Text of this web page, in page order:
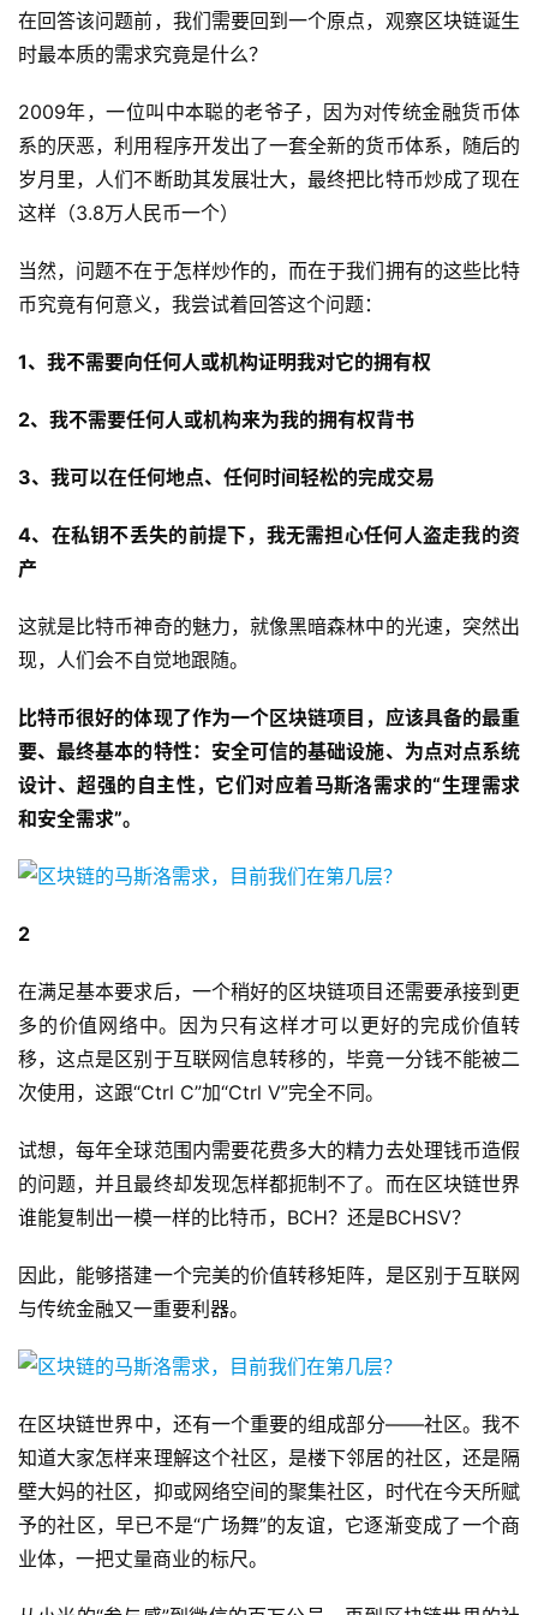
在回答该问题前，我们需要回到一个原点，观察区块链诞生
时最本质的需求究竟是什么？
2009年，一位叫中本聪的老爷子，因为对传统金融货币体
系的厌恶，利用程序开发出了一套全新的货币体系，随后的
岁月里，人们不断助其发展壮大，最终把比特币炒成了现在
这样（3.8万人民币一个）
当然，问题不在于怎样炒作的，而在于我们拥有的这些比特
币究竟有何意义，我尝试着回答这个问题：
1、我不需要向任何人或机构证明我对它的拥有权
2、我不需要任何人或机构来为我的拥有权背书
3、我可以在任何地点、任何时间轻松的完成交易
4、在私钥不丢失的前提下，我无需担心任何人盗走我的资
产
这就是比特币神奇的魅力，就像黑暗森林中的光速，突然出
现，人们会不自觉地跟随。
比特币很好的体现了作为一个区块链项目，应该具备的最重
要、最终基本的特性：安全可信的基础设施、为点对点系统
设计、超强的自主性，它们对应着马斯洛需求的“生理需求
和安全需求”。
2
在满足基本要求后，一个稍好的区块链项目还需要承接到更
多的价值网络中。因为只有这样才可以更好的完成价值转
移，这点是区别于互联网信息转移的，毕竟一分钱不能被二
次使用，这跟“Ctrl C”加“Ctrl V”完全不同。
试想，每年全球范围内需要花费多大的精力去处理钱币造假
的问题，并且最终却发现怎样都扼制不了。而在区块链世界
谁能复制出一模一样的比特币，BCH？还是BCHSV？
因此，能够搭建一个完美的价值转移矩阵，是区别于互联网
与传统金融又一重要利器。
在区块链世界中，还有一个重要的组成部分——社区。我不
知道大家怎样来理解这个社区，是楼下邻居的社区，还是隔
壁大妈的社区，抑或网络空间的聚集社区，时代在今天所赋
予的社区，早已不是“广场舞”的友谊，它逐渐变成了一个商
业体，一把丈量商业的标尺。